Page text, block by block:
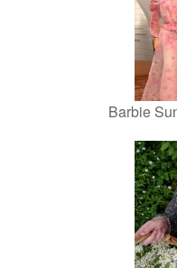
Barbie